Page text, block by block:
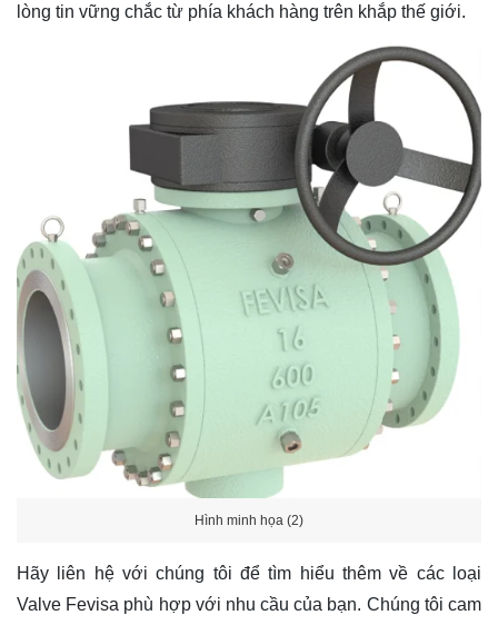
lòng tin vững chắc từ phía khách hàng trên khắp thế giới.
Hình minh họa (2)
Hãy liên hệvới chúng tôi để tìm hiểu thêm về các loại
Valve Fevisa phù hợp với nhu cầu của bạn. Chúng tôi cam